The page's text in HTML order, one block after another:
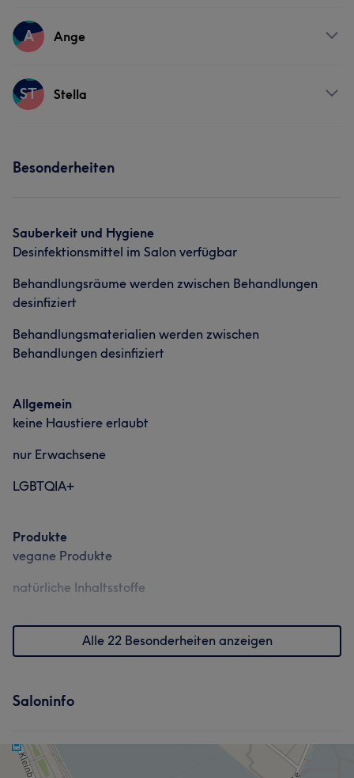
Services
A Ange
Services
ST Stella
Besonderheiten
Sauberkeit und Hygiene
Desinfektionsmittel im Salon verfügbar
Behandlungsräume werden zwischen Behandlungen
desinfiziert
Behandlungsmaterialien werden zwischen
Behandlungen desinfiziert
Allgemein
keine Haustiere erlaubt
nur Erwachsene
LGBTQIA+
Produkte
vegane Produkte
natürliche Inhaltsstoffe
Alle 22 Besonderheiten anzeigen
Saloninfo